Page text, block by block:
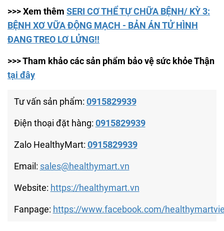
>>> Xem thêm SERI CƠ THỂ TỰ CHỮA BỆNH/ KỲ 3:
BỆNH XƠ VỮA ĐỘNG MẠCH - BẢN ÁN TỬ HÌNH
ĐANG TREO LƠ LỬNG!!
>>> Tham khảo các sản phẩm bảo vệ sức khỏe Thận
tại đây
Tư vấn sản phẩm: 0915829939
Điện thoại đặt hàng: 0915829939
Zalo HealthyMart: 0915829939
Email: sales@healthymart.vn
Website: https://healthymart.vn
Fanpage: https://www.facebook.com/